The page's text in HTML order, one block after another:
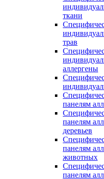
ткани
трав
аллергены
панелям
панелям
деревьев
панелям
животных
панелям